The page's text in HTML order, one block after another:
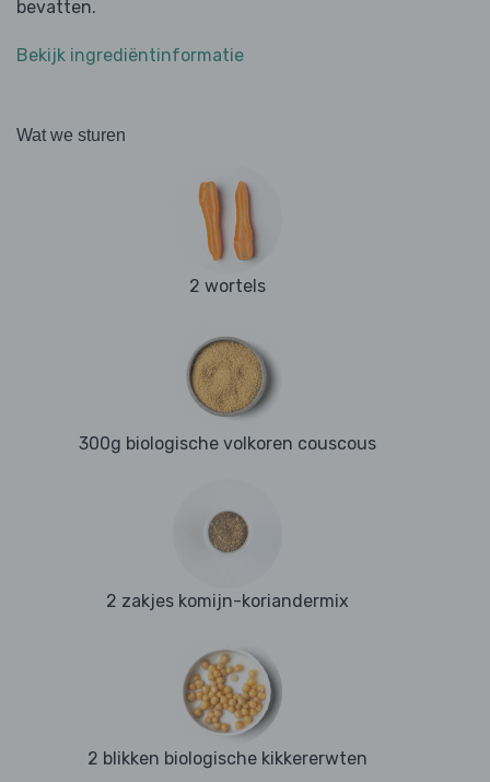
bevatten.
Bekijk ingrediëntinformatie
Wat we sturen
2 wortels
300g biologische volkoren couscous
2 zakjes komijn-koriandermix
2 blikken biologische kikkererwten